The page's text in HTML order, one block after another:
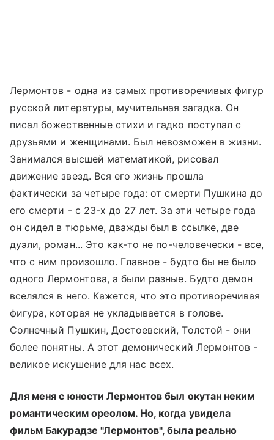
Лермонтов - одна из самых противоречивых фигур
русской литературы, мучительная загадка. Он
писал божественные стихи и гадко поступал с
друзьями и женщинами. Был невозможен в жизни.
Занимался высшей математикой, рисовал
движение звезд. Вся его жизнь прошла
фактически за четыре года: от смерти Пушкина до
его смерти - с 23-х до 27 лет. За эти четыре года
он сидел в тюрьме, дважды был в ссылке, две
дуэли, роман... Это как-то не по-человечески - все,
что с ним произошло. Главное - будто бы не было
одного Лермонтова, а были разные. Будто демон
вселялся в него. Кажется, что это противоречивая
фигура, которая не укладывается в голове.
Солнечный Пушкин, Достоевский, Толстой - они
более понятны. А этот демонический Лермонтов -
великое искушение для нас всех.
Для меня с юности Лермонтов был окутан неким
романтическим ореолом. Но, когда увидела
фильм Бакурадзе "Лермонтов", была реально